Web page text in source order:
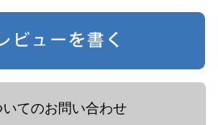
てのお問い合わせ